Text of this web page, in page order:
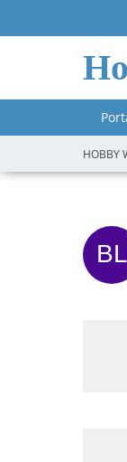
HOBBY